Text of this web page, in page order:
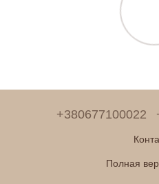
+380677100022
Полная